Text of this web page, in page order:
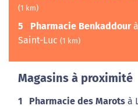
(1 km)
5 Pharmacie Benkaddour
Saint-Luc (1 km)
Magasins à proximité
1 Pharmacie des Marots à